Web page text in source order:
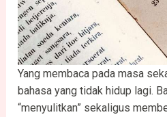
Yang membaca pada masa
bahasa yang tidak hidup lagi.
“menyulitkan” sekaligus